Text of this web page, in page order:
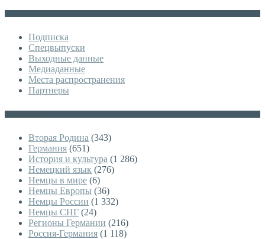
Подписка
Спецвыпуски
Выходные данные
Медиаданные
Места распространения
Партнеры
Вторая Родина (343)
Германия (651)
История и культура (1 286)
Немецкий язык (276)
Немцы в мире (6)
Немцы Европы (36)
Немцы России (1 332)
Немцы СНГ (24)
Регионы Германии (216)
Россия-Германия (1 118)